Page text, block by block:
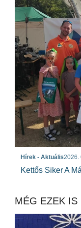
Hírek - Aktuális2026.
Kettős Siker A
MÉG EZEK IS